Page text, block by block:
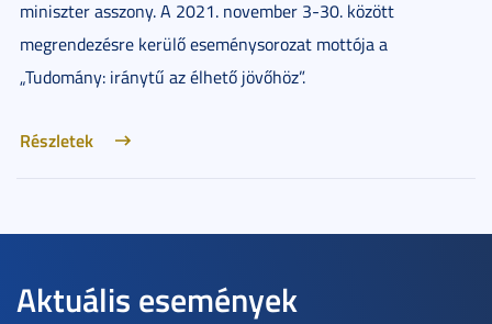
miniszter asszony. A 2021. november 3-30. között
megrendezésre kerülő eseménysorozat mottója a
„Tudomány: iránytű az élhető jövőhöz”.
Részletek
Aktuális események